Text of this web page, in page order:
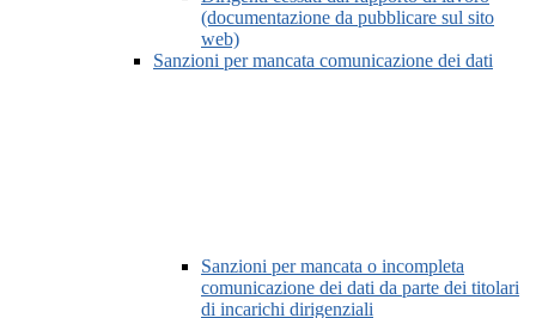
(documentazione da pubblicare sul sito
web)
Sanzioni per mancata comunicazione dei dati
Sanzioni per mancata o incompleta
comunicazione dei dati da parte dei titolari
di incarichi dirigenziali